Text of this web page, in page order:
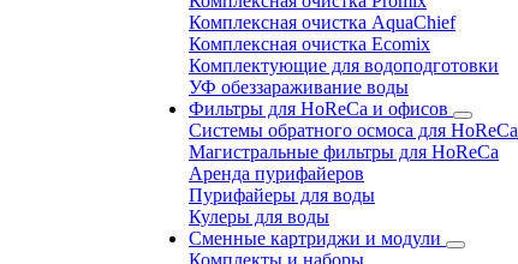
Комплексная очистка AquaChief
Комплексная очистка Ecomix
Комплектующие для водоподготовки
УФ обеззараживание воды
Фильтры для HoReCa и офисов
Системы обратного осмоса для HoReCa
Магистральные фильтры для HoReCa
Аренда пурифайеров
Пурифайеры для воды
Кулеры для воды
Сменные картриджи и модули
Комплекты и наборы